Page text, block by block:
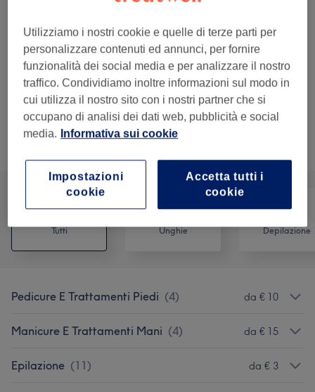
Dettagli importanti del trattamento
epilazione labbro superiore e
sopracciglia
15 min
Dettagli importanti del trattamento
€ 8 Seleziona
Tutti Unghie Depilazione
Pedicure E Trattamenti Piedi (4) da € 10
Manicure E Trattamenti Mani (4) da € 15
Epilazione (11) da € 3
Utilizziamo i nostri cookie e quelle di terze parti per
personalizzare contenuti ed annunci, per fornire
funzionalità dei social media e per analizzare il nostro
traffico. Condividiamo inoltre informazioni sul modo in
cui utilizza il nostro sito con i nostri partner che si
occupano di analisi dei dati web, pubblicità e social
media.
Informativa sui cookie
Accetta tutti i
cookie
Impostazioni
cookie